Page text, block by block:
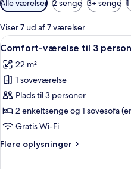
filtre
for
værelser
Alle værelser 2 senge 3+ senge
Viser 7 ud af 7 værelser
Indlæs
alle
billeder
af
Comfort-
værelse
til
personer
7
Comfort-værelse til 3
22 m²
1 soveværelse
Plads til 3 personer
2 enkeltsenge og 1 sovesofa
Gratis Wi-Fi
Flere oplysninger
Flere